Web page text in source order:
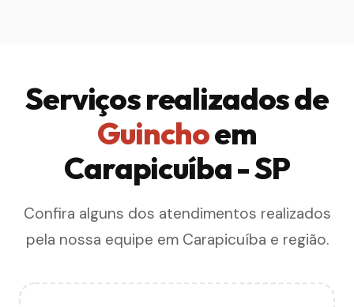
Serviços realizados de
Guinchoem
Carapicuíba - SP
Confira alguns dos atendimentos realizados
pela nossa equipe em Carapicuíba e região.